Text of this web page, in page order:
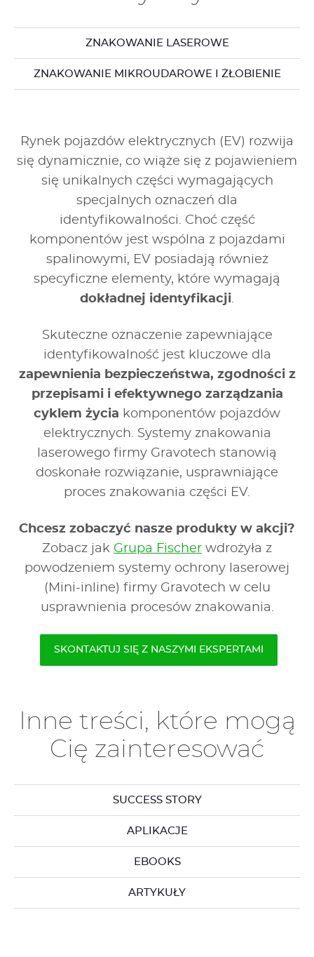
ZNAKOWANIE LASEROWE
ZNAKOWANIE MIKROUDAROWE I ŻŁOBIENIE
Rynek pojazdów elektrycznych (EV) rozwija
się dynamicznie, co wiąże się z pojawieniem
się unikalnych części wymagających
specjalnych oznaczeń dla
identyfikowalności. Choć część
komponentów jest wspólna z pojazdami
spalinowymi, EV posiadają również
specyficzne elementy, które wymagają
dokładnej identyfikacji.
Skuteczne oznaczenie zapewniające
identyfikowalność jest kluczowe dla
zapewnienia bezpieczeństwa, zgodności z
przepisami i efektywnego zarządzania
cyklem życia komponentów pojazdów
elektrycznych. Systemy znakowania
laserowego firmy Gravotech stanowią
doskonałe rozwiązanie, usprawniające
proces znakowania części EV.
Chcesz zobaczyć nasze produkty w akcji?
Zobacz jak Grupa Fischer wdrożyła z
powodzeniem systemy ochrony laserowej
(Mini-inline) firmy Gravotech w celu
usprawnienia procesów znakowania.
SKONTAKTUJ SIĘ Z NASZYMI EKSPERTAMI
Inne treści, które mogą
Cię zainteresować
SUCCESS STORY
APLIKACJE
EBOOKS
ARTYKUŁY